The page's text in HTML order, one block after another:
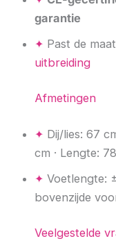
garantie
✦ Past de
uitbreiding
Afmetingen
✦ Dij/lies: 67
cm · Lengte:
✦ Voetlengte:
bovenzijde
Veelgestelde